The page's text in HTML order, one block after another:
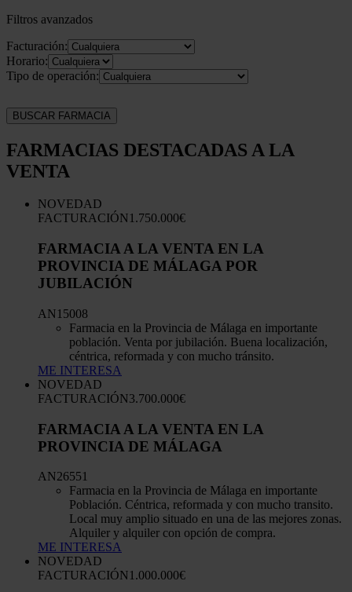
Filtros avanzados
Facturación:
Horario:
Tipo de operación:
BUSCAR FARMACIA
FARMACIAS DESTACADAS A LA
VENTA
NOVEDAD
FACTURACIÓN1.750.000€
FARMACIA A LA VENTA EN LA
PROVINCIA DE MÁLAGA POR
JUBILACIÓN
AN15008
Farmacia en la Provincia de Málaga en importante
población. Venta por jubilación. Buena localización,
céntrica, reformada y con mucho tránsito.
ME INTERESA
NOVEDAD
FACTURACIÓN3.700.000€
FARMACIA A LA VENTA EN LA
PROVINCIA DE MÁLAGA
AN26551
Farmacia en la Provincia de Málaga en importante
Población. Céntrica, reformada y con mucho transito.
Local muy amplio situado en una de las mejores zonas.
Alquiler y alquiler con opción de compra.
ME INTERESA
NOVEDAD
FACTURACIÓN1.000.000€